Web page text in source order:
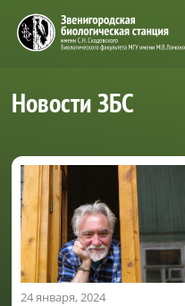
Новости ЗБС
24 января, 2024